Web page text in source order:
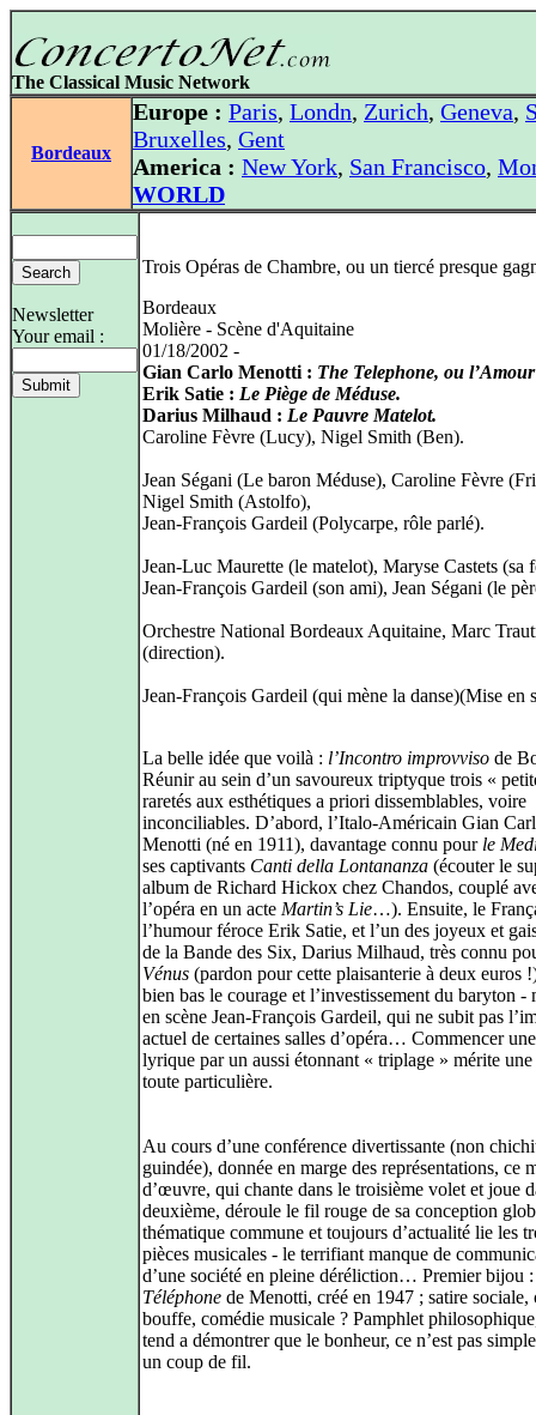
The Classical Music Network
Bordeaux
Europe : Paris, Londn, Zurich, Geneva,
Bruxelles, Gent
America : New York, San Francisco,
WORLD
Newsletter
Your email :
Trois Opéras de Chambre, ou un tiercé presque
Bordeaux
Molière - Scène d'Aquitaine
01/18/2002 -
Gian Carlo Menotti : The Telephone, ou
Erik Satie : Le Piège de Méduse.
Darius Milhaud : Le Pauvre Matelot.
Caroline Fèvre (Lucy), Nigel Smith (Ben).
Jean Ségani (Le baron Méduse), Caroline Fèvre
Nigel Smith (Astolfo),
Jean-François Gardeil (Polycarpe, rôle parlé).
Jean-Luc Maurette (le matelot), Maryse Castets (sa
Jean-François Gardeil (son ami), Jean Ségani (le
Orchestre National Bordeaux Aquitaine, Marc
(direction).
Jean-François Gardeil (qui mène la danse)(Mise en
La belle idée que voilà : l’Incontro improvviso de
Réunir au sein d’un savoureux triptyque trois «
raretés aux esthétiques a priori dissemblables, voire
inconciliables. D’abord, l’Italo-Américain Gian
Menotti (né en 1911), davantage connu pour le
ses captivants Canti della Lontananza (écouter le
album de Richard Hickox chez Chandos, couplé
l’opéra en un acte Martin’s Lie…). Ensuite, le
l’humour féroce Erik Satie, et l’un des joyeux et
de la Bande des Six, Darius Milhaud, très connu
Vénus (pardon pour cette plaisanterie à deux euros
bien bas le courage et l’investissement du baryton -
en scène Jean-François Gardeil, qui ne subit pas
actuel de certaines salles d’opéra… Commencer
lyrique par un aussi étonnant « triplage » mérite
toute particulière.
Au cours d’une conférence divertissante (non
guindée), donnée en marge des représentations, ce
d’œuvre, qui chante dans le troisième volet et joue
deuxième, déroule le fil rouge de sa conception
thématique commune et toujours d’actualité lie les
pièces musicales - le terrifiant manque de
d’une société en pleine déréliction… Premier bijou
Téléphone de Menotti, créé en 1947 ; satire sociale,
bouffe, comédie musicale ? Pamphlet
tend a démontrer que le bonheur, ce n’est pas
un coup de fil.